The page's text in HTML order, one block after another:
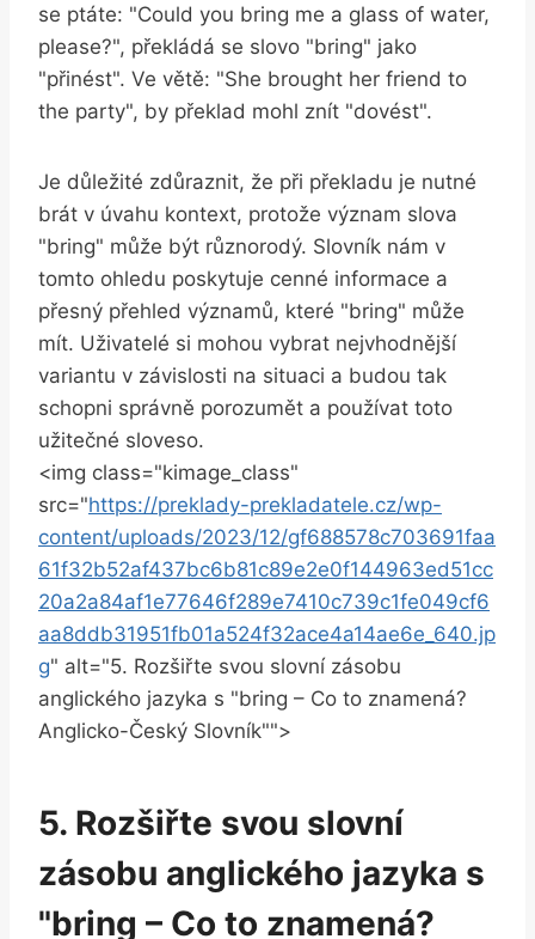
se ptáte: "Could you bring me a glass of water,
please?", překládá se slovo "bring" jako
"přinést". Ve větě: "She brought her friend to
the party", by překlad mohl znít "dovést".
Je důležité zdůraznit, že při překladu je nutné
brát v úvahu kontext, protože význam slova
"bring" může být různorodý. Slovník nám v
tomto ohledu poskytuje cenné informace a
přesný přehled významů, které "bring" může
mít. Uživatelé si mohou vybrat nejvhodnější
variantu v závislosti na situaci a budou tak
schopni správně porozumět a používat toto
užitečné sloveso.
<img class="kimage_class"
src="https://preklady-prekladatele.cz/wp-
content/uploads/2023/12/gf688578c703691faa
61f32b52af437bc6b81c89e2e0f144963ed51cc
20a2a84af1e77646f289e7410c739c1fe049cf6
aa8ddb31951fb01a524f32ace4a14ae6e_640.jp
g" alt="5. Rozšiřte svou slovní zásobu
anglického jazyka s "bring – Co to znamená?
Anglicko-Český Slovník"">
5. Rozšiřte svou slovní
zásobu anglického jazyka s
"bring – Co to znamená?